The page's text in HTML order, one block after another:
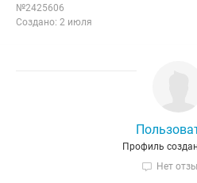
№2425606
Создано: 2 июля
Профиль
Нет